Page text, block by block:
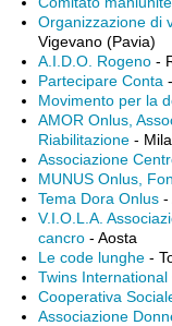
Organizzazione di
Vigevano (Pavia)
A.I.D.O. Rogeno -
Partecipare Conta
Movimento per la
AMOR Onlus,
Riabilitazione -
Associazione
MUNUS Onlus,
Tema Dora Onlus -
V.I.O.L.A.
cancro - Aosta
Le code lunghe -
Twins International
Cooperativa
Associazione